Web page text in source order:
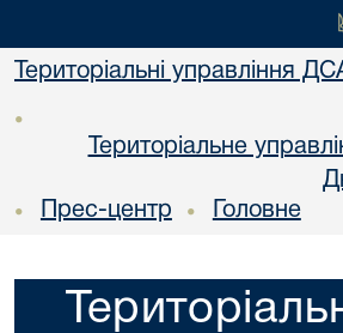
Територіальні управління
•
Територіальне
• Прес-центр • Головне